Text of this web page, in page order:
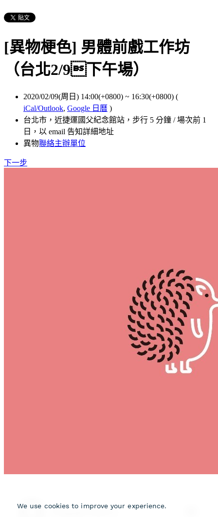
[異物梗色] 男體前戲工作坊
（台北2/9下午場）
2020/02/09(周日) 14:00(+0800) ~ 16:30(+0800) (
iCal/Outlook, Google 日曆 )
台北市，近捷運國父紀念館站，步行 5 分鐘 / 場次前 1
日，以 email 告知詳細地址
異物聯絡主辦單位
下一步